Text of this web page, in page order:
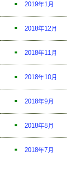
2019年1月
2018年12月
2018年11月
2018年10月
2018年9月
2018年8月
2018年7月